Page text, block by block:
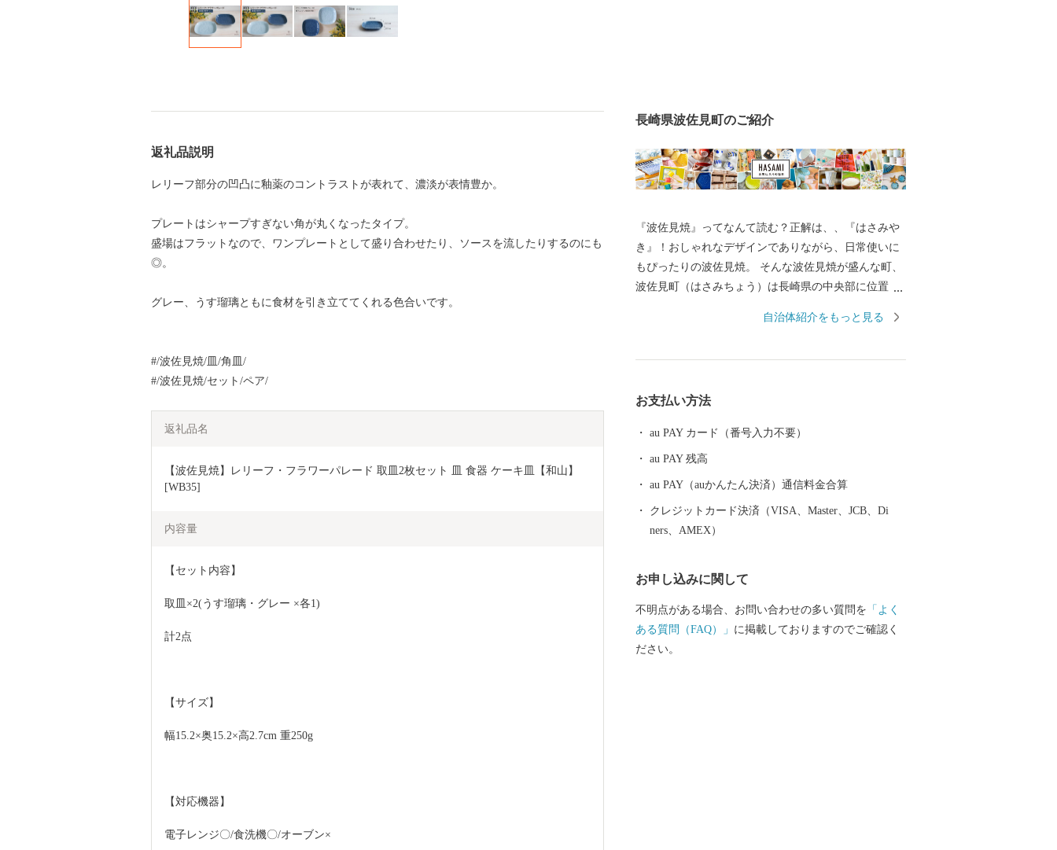
返礼品説明
レリーフ部分の凹凸に釉薬のコントラストが表れて、濃淡が表情豊か。
プレートはシャープすぎない角が丸くなったタイプ。
盛場はフラットなので、ワンプレートとして盛り合わせたり、ソースを流したりするのにも
◎。
グレー、うす瑠璃ともに食材を引き立ててくれる色合いです。
#/波佐見焼/皿/角皿/
#/波佐見焼/セット/ペア/
返礼品名
【波佐見焼】レリーフ・フラワーパレード 取皿2枚セット 皿 食器 ケーキ皿【和山】
[WB35]
内容量
【セット内容】
取皿×2(うす瑠璃・グレー ×各1)
計2点
【サイズ】
幅15.2×奥15.2×高2.7cm 重250g
【対応機器】
電子レンジ〇/食洗機〇/オーブン×
長崎県波佐見町のご紹介
『波佐見焼』ってなんて読む？正解は、、『はさみや
き』！おしゃれなデザインでありながら、日常使いに
もぴったりの波佐見焼。 そんな波佐見焼が盛んな町、
波佐見町（はさみちょう）は長崎県の中央部に位置
田百選に選ばれた「鬼木棚田」にみられるように、豊
います。 今なお多くの窯元が集積する中尾山には世界
品であった磁器を広く普及させるとともに、食文化に
も大きな影響を与えたといわれています。 そして近年
においても、日本の食卓を彩るおしゃれで機能的な日
など、ここでは紹介しきれません。長崎へお越しの際
自治体紹介をもっと見る
お支払い方法
au PAY カード（番号入力不要）
au PAY 残高
au PAY（auかんたん決済）通信料金合算
クレジットカード決済（VISA、Master、JCB、Di
ners、AMEX）
お申し込みに関して
不明点がある場合、お問い合わせの多い質問を 「よく
ある質問（FAQ）」 に掲載しておりますのでご確認く
ださい。